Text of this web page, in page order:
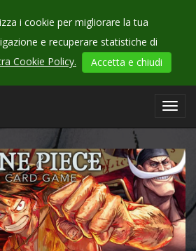
i cookie per migliorare la tua
e recuperare statistiche di
Cookie Policy. Accetta e chiudi
CHECK
OUR